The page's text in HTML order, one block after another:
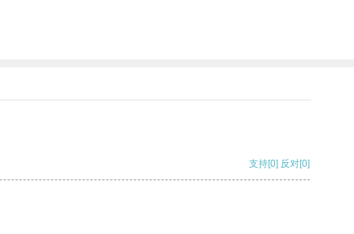
支持[0] 反对[0]